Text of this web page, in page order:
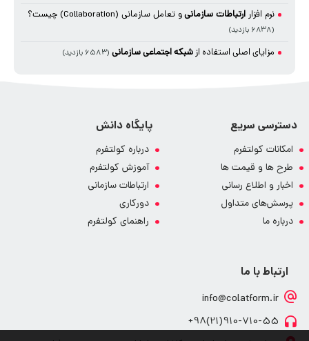
نرم افزار ارتباطات سازمانیو تعامل سازمانی (Collaboration) چیست؟
(۶۸۳۸ بازدید)
مزایای اصلی استفاده ازشبکه اجتماعی سازمانی (۶۵۸۳ بازدید)
دسترسی سریع
امکانات کولتفرم
طرح ها و قیمت ها
اخبار و اطلاع رسانی
پرسش‌های متداول
درباره ما
پایگاه دانش
درباره کولتفرم
آموزش کولتفرم
ارتباطات سازمانی
دورکاری
راهنمای کولتفرم
ارتباط با ما
info@colatform.ir
910-710-55(21)98+